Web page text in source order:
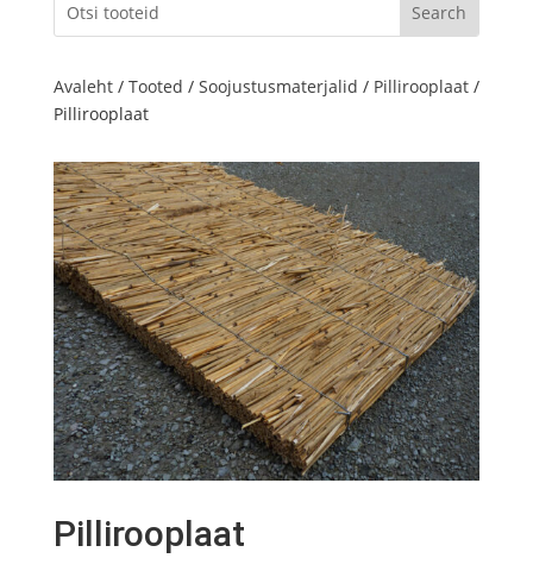
Avaleht/ Tooted / Soojustusmaterjalid / Pillirooplaat/
Pillirooplaat
Pillirooplaat